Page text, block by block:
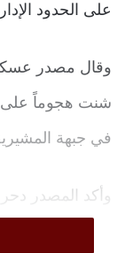
على الحدود
وقال مصدر
شنت هجوماً على
في جبهة
وأكد المصدر دحر
بالكامل